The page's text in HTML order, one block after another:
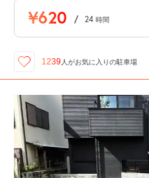
¥620 / 24 時間
1239人がお気に入りの駐車場